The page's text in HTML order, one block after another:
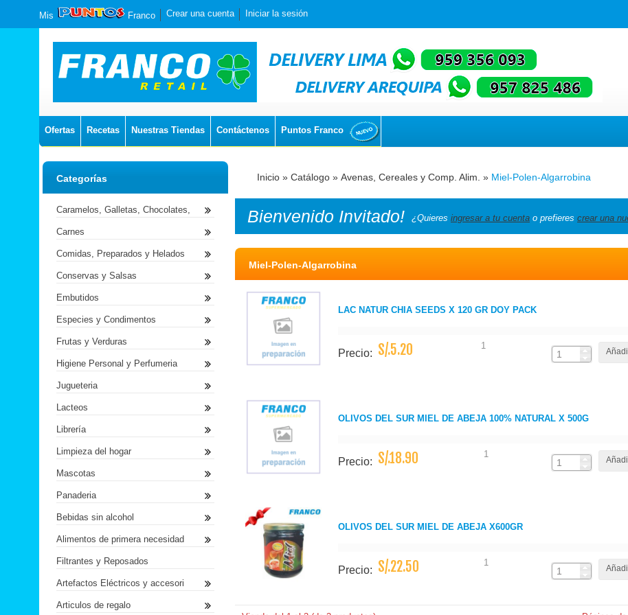
Mis Franco Crear una cuenta Iniciar la sesión
Ofertas Recetas Nuestras Tiendas Contáctenos Puntos Franco
Inicio » Catálogo » Avenas, Cereales y Comp. Alim. » Miel-Polen-Algarrobina
Bienvenido Invitado! ¿Quieres ingresar a tu cuenta o prefieres crear una
Miel-Polen-Algarrobina
LAC NATUR CHIA SEEDS X 120 GR DOY PACK
Precio: S/.5.20 1
OLIVOS DEL SUR MIEL DE ABEJA 100% NATURAL X 500G
Precio: S/.18.90 1
OLIVOS DEL SUR MIEL DE ABEJA X600GR
Precio: S/.22.50 1
Categorías
Caramelos, Galletas, Chocolates,
Carnes
Comidas, Preparados y Helados
Conservas y Salsas
Embutidos
Especies y Condimentos
Frutas y Verduras
Higiene Personal y Perfumeria
Jugueteria
Lacteos
Librería
Limpieza del hogar
Mascotas
Panaderia
Bebidas sin alcohol
Alimentos de primera necesidad
Filtrantes y Reposados
Artefactos Eléctricos y accesori
Articulos de regalo